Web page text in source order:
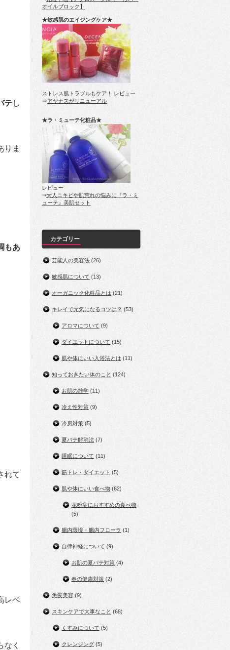
テし
りま
もあ
れて
レベ
なく
オイルブロック】
★敏感肌のエイジングケア★
ストレス肌トラブルもケア！ レビュー
⇒アヤナスがリニューアル
★ラ・ミューテ化粧品★
レビュー
⇒大人ニキビや肌荒れの悩みに『ラ・ミ
ューテ』美肌セット
カテゴリー
芸能人の美容法 (26)
敏感肌について (13)
オーガニック化粧品とは (21)
キレイで元気になるコツは？ (53)
アロマについて (9)
ダイエットについて (15)
肌や体にいい入浴法とは (11)
知っておきたい体のこと (124)
お肌の雑学 (11)
冷え性対策 (9)
冷房対策 (5)
夏バテ解消法 (7)
睡眠について (11)
筋トレ・ダイエット (5)
肌や体にいい食べ物 (62)
花粉症におすすめの食べ物
(5)
腸内環境・腸内フローラ (1)
自律神経について (9)
お肌の夏バテ対策 (4)
春の健康対策 (2)
免疫美容 (9)
スキンケアで大事なこと (68)
くすみについて (5)
クレンジング (5)